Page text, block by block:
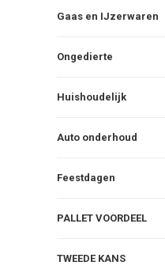
Gaas en IJzerwaren
Ongedierte
Huishoudelijk
Auto onderhoud
Feestdagen
PALLET VOORDEEL
TWEEDE KANS